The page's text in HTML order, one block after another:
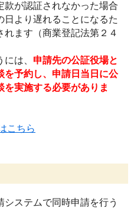
が認証されなかった場合
日より遅れることになるた
ます（商業登記法第２４
は、 申請先の公証役場と
を予約し、申請日当日に公
実施する必要がありま
こちら
ステムで同時申請を行う